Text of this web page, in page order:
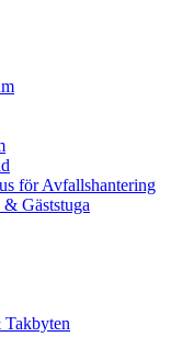
för Avfallshantering
Gäststuga